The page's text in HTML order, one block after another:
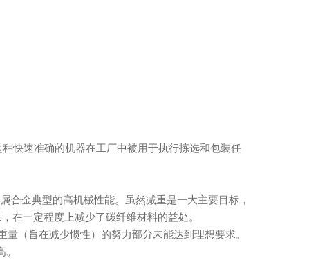
快速准确的机器在工厂中被用于执行拣选和包装任
金典型的高机械性能。虽然减重是一大主要目标，
在一定程度上减少了碳纤维材料的益处。
（旨在减少惯性）的努力部分未能达到理想要求。